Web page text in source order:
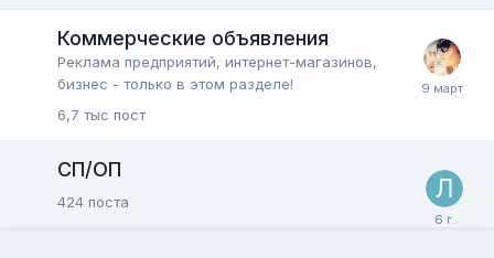
Коммерческие объявления
Реклама предприятий, интернет-магазинов,
бизнес - только в этом разделе!
6,7 тыс пост
СП/ОП
424 поста